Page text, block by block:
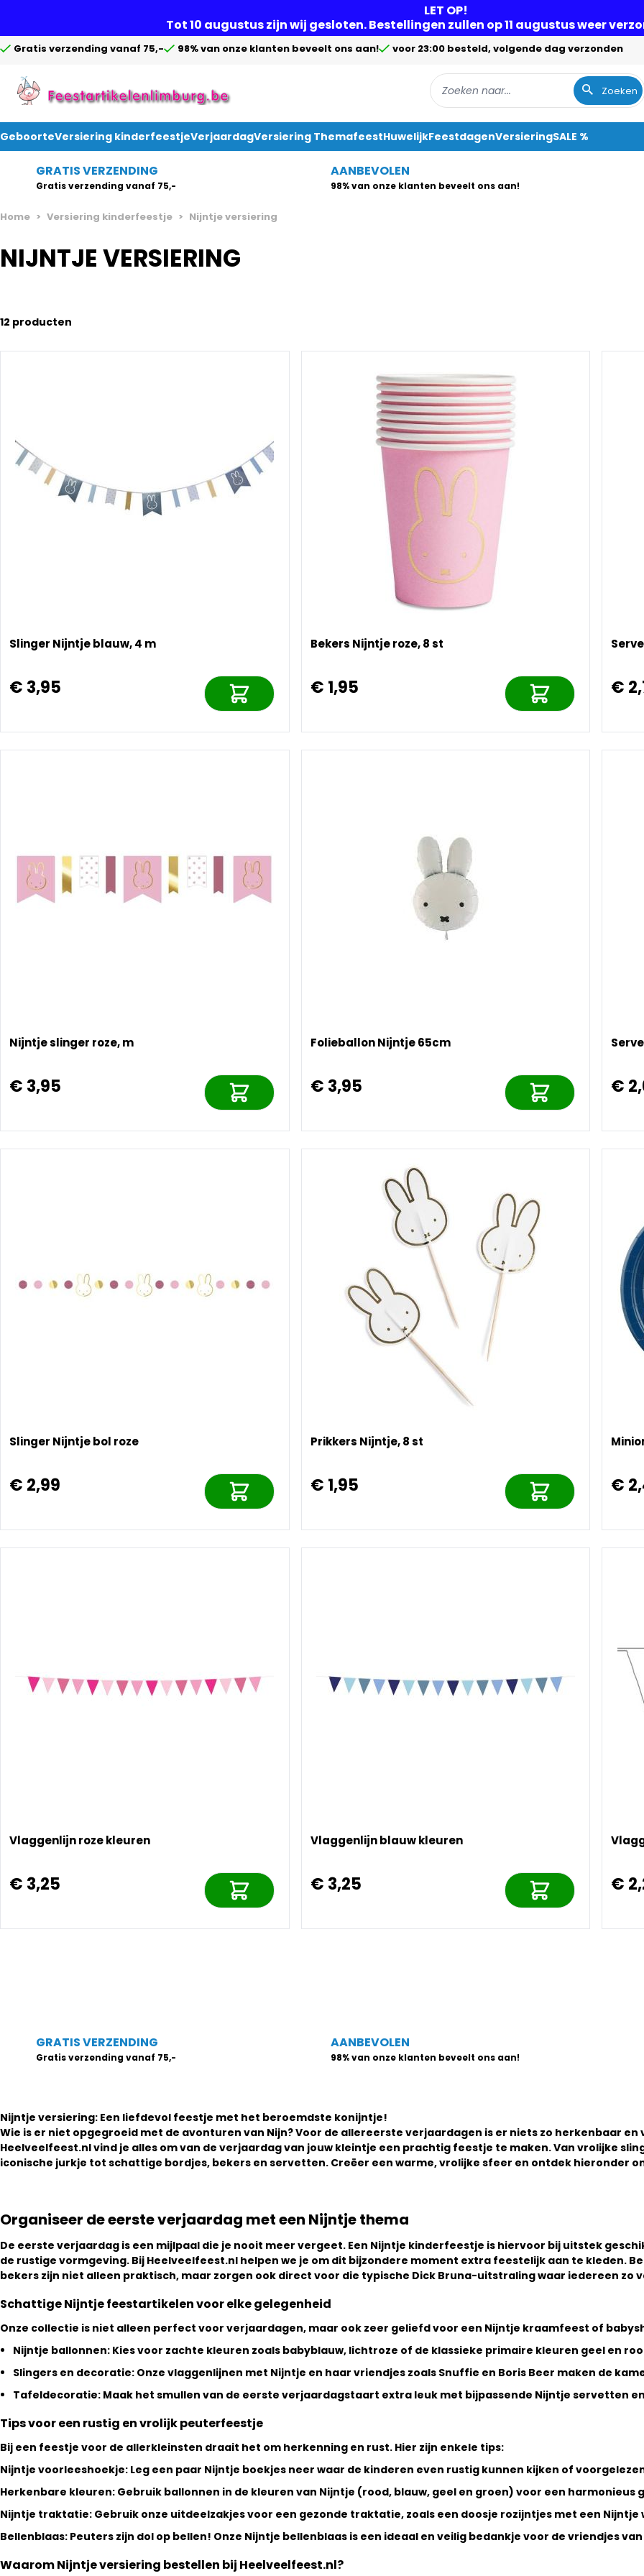
LET OP!
Tot 10 augustus zijn wij gesloten. Bestellingen zullen op 11 augustus weer
Gratis verzending vanaf 75,- 98% van onze klanten beveelt ons aan! voor 23:00 besteld, volgende dag verzonden
Zoeken
GeboorteVersiering kinderfeestjeVerjaardagVersiering ThemafeestHuwelijkFeestdagenVersieringSALE %
GRATIS VERZENDING
Gratis verzending vanaf 75,-
AANBEVOLEN
98% van onze klanten beveelt ons aan!
Home > Versiering kinderfeestje > Nijntje versiering
NIJNTJE VERSIERING
12 producten
Slinger Nijntje blauw, 4 m
€ 3,95
Bekers Nijntje roze, 8 st
€ 1,95 €
Nijntje slinger roze, m
€ 3,95
Folieballon Nijntje 65cm
€ 3,95 €
Slinger Nijntje bol roze
€ 2,99
Prikkers Nijntje, 8 st
€ 1,95 €
Vlaggenlijn roze kleuren
€ 3,25
Vlaggenlijn blauw kleuren
€ 3,25 €
GRATIS VERZENDING
Gratis verzending vanaf 75,-
AANBEVOLEN
98% van onze klanten beveelt ons aan!
Nijntje versiering: Een liefdevol feestje met het beroemdste konijntje!
Wie is er niet opgegroeid met de avonturen van Nijn? Voor de allereerste verjaardagen is er niets zo herkenbaar
Heelveelfeest.nl vind je alles om van de verjaardag van jouw kleintje een prachtig feestje te maken. Van vrolijke
iconische jurkje tot schattige bordjes, bekers en servetten. Creëer een warme, vrolijke sfeer en ontdek hieronder
Organiseer de eerste verjaardag met een Nijntje thema
De eerste verjaardag is een mijlpaal die je nooit meer vergeet. Een Nijntje kinderfeestje is hiervoor bij uitstek
de rustige vormgeving. Bij Heelveelfeest.nl helpen we je om dit bijzondere moment extra feestelijk aan te kleden.
bekers zijn niet alleen praktisch, maar zorgen ook direct voor die typische Dick Bruna-uitstraling waar iedereen zo
Schattige Nijntje feestartikelen voor elke gelegenheid
Onze collectie is niet alleen perfect voor verjaardagen, maar ook zeer geliefd voor een Nijntje kraamfeest of
Nijntje ballonnen: Kies voor zachte kleuren zoals babyblauw, lichtroze of de klassieke primaire kleuren geel en
Slingers en decoratie: Onze vlaggenlijnen met Nijntje en haar vriendjes zoals Snuffie en Boris Beer maken de
Tafeldecoratie: Maak het smullen van de eerste verjaardagstaart extra leuk met bijpassende Nijntje servetten
Tips voor een rustig en vrolijk peuterfeestje
Bij een feestje voor de allerkleinsten draait het om herkenning en rust. Hier zijn enkele tips:
Nijntje voorleeshoekje: Leg een paar Nijntje boekjes neer waar de kinderen even rustig kunnen kijken of
Herkenbare kleuren: Gebruik ballonnen in de kleuren van Nijntje (rood, blauw, geel en groen) voor een harmonieus
Nijntje traktatie: Gebruik onze uitdeelzakjes voor een gezonde traktatie, zoals een doosje rozijntjes met een Nijntje
Bellenblaas: Peuters zijn dol op bellen! Onze Nijntje bellenblaas is een ideaal en veilig bedankje voor de vriendjes
Waarom Nijntje versiering bestellen bij Heelveelfeest.nl?